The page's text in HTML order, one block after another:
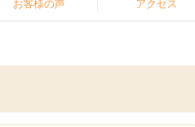
お客様の声 アクセス